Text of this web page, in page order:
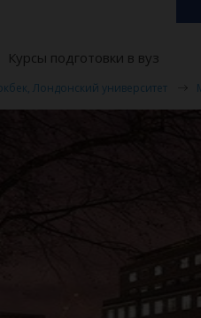
Курсы подготовки в вуз
Лондонский университет